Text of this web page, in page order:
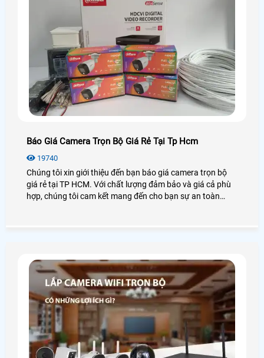
Báo Giá Camera Trọn Bộ Giá Rẻ Tại Tp Hcm
19740
Chúng tôi xin giới thiệu đến bạn báo giá camera trọn bộ
giá rẻ tại TP HCM. Với chất lượng đảm bảo và giá cả phù
hợp, chúng tôi cam kết mang đến cho bạn sự an toàn